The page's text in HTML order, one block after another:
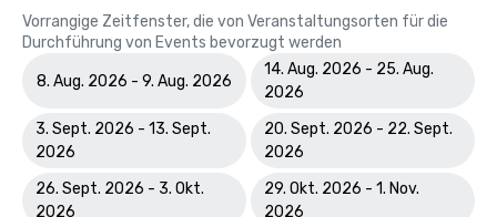
Vorrangige Zeitfenster, die von Veranstaltungsorten für die
Durchführung von Events bevorzugt werden
8. Aug. 2026 - 9. Aug. 2026
14. Aug. 2026 - 25. Aug.
2026
3. Sept. 2026 - 13. Sept.
2026
20. Sept. 2026 - 22. Sept.
2026
26. Sept. 2026 - 3. Okt.
2026
29. Okt. 2026 - 1. Nov.
2026